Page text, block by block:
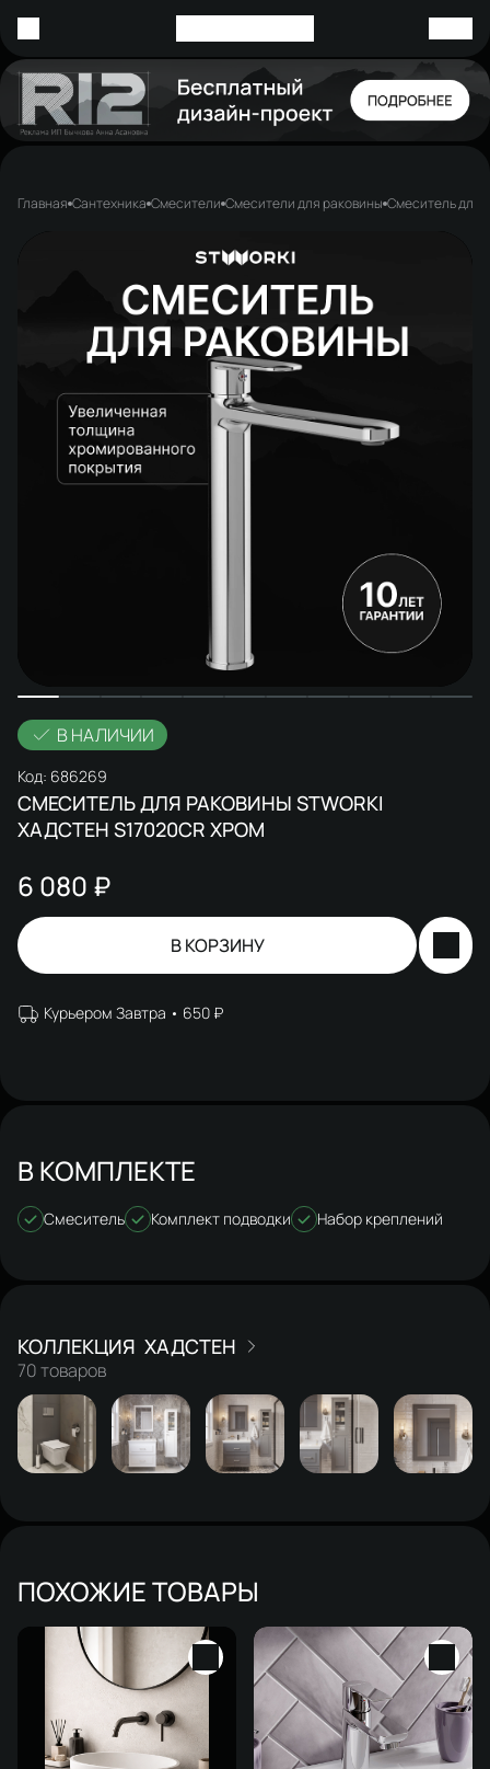
Главная Сантехника Смесители Смесители для раковины Смеситель для
В НАЛИЧИИ
Код: 686269
СМЕСИТЕЛЬ ДЛЯ РАКОВИНЫ STWORKI
ХАДСТЕН S17020CR ХРОМ
6 080 ₽
В КОРЗИНУ
Курьером Завтра 650 ₽
В КОМПЛЕКТЕ
Смеситель Комплект подводки Набор креплений
ХАДСТЕН
70 товаров
ПОХОЖИЕ ТОВАРЫ